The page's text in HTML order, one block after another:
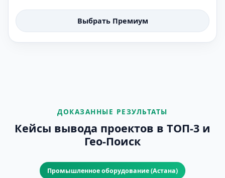
Выбрать Премиум
ДОКАЗАННЫЕ РЕЗУЛЬТАТЫ
Кейсы вывода проектов в ТОП-3 и
Гео-Поиск
Промышленное оборудование (Астана)